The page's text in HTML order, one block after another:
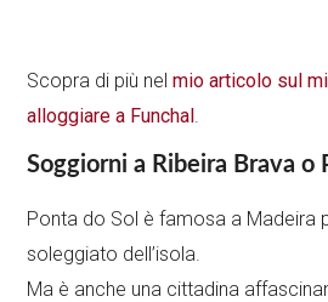
Scopra di più nelmio articolo sul
alloggiare a Funchal
Soggiorni a Ribeira Brava o
Ponta do Sol è famosa a Madeira
soleggiato dell’isola.
Ma è anche una cittadina